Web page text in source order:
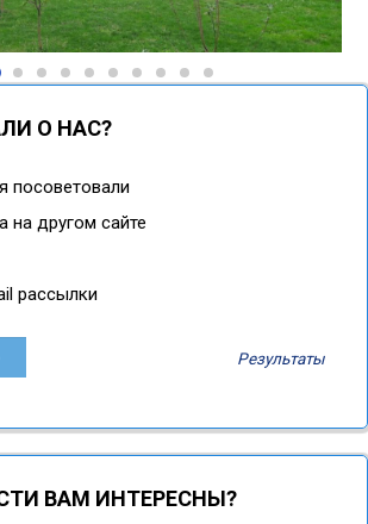
О НАС?
посоветовали
на другом сайте
рассылки
Результаты
ВАМ ИНТЕРЕСНЫ?